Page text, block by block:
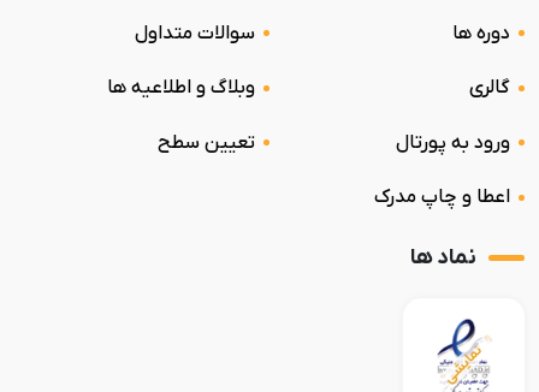
دوره ها سوالات متداول
گالری وبلاگ و اطلاعیه ها
ورود به پورتال تعیین سطح
اعطا و چاپ مدرک
نماد ها